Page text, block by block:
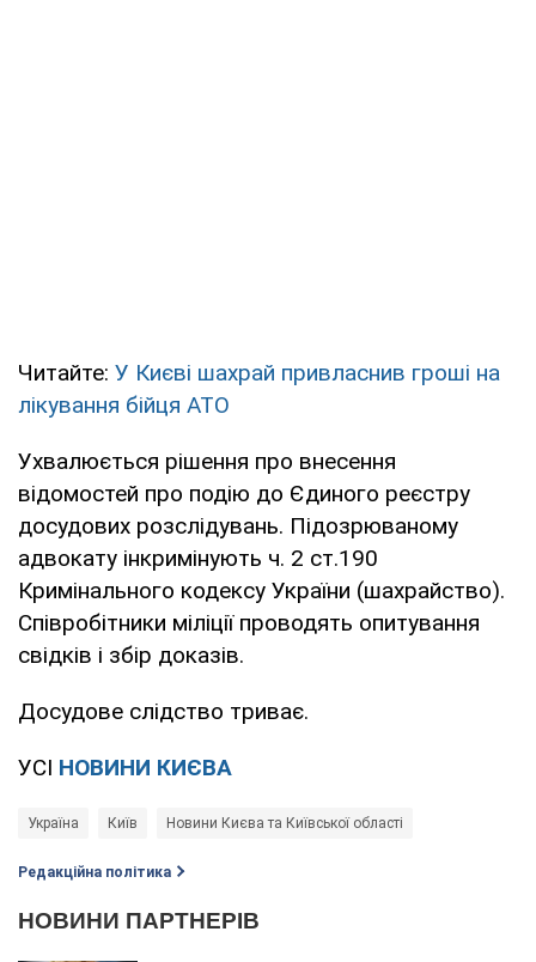
Читайте: У Києві шахрай привласнив гроші на
лікування бійця АТО
Ухвалюється рішення про внесення
відомостей про подію до Єдиного реєстру
досудових розслідувань. Підозрюваному
адвокату інкримінують ч. 2 ст.190
Кримінального кодексу України (шахрайство).
Співробітники міліції проводять опитування
свідків і збір доказів.
Досудове слідство триває.
УСІ НОВИНИ КИЄВА
Україна Київ Новини Києва та Київської області
Редакційна політика